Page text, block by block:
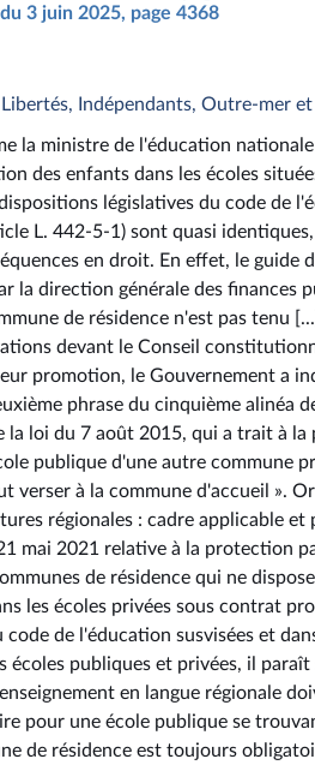
3 juin 2025, page 4368
Indépendants, Outre-mer
la ministre de l'éducation
des enfants dans les écoles
législatives du code de
L. 442-5-1) sont quasi
en droit. En effet, le guide
la direction générale des finances
de résidence n'est pas tenu
devant le Conseil
promotion, le Gouvernement a
phrase du cinquième alinéa
la loi du 7 août 2015, qui a trait à
publique d'une autre commune
verser à la commune d'accueil ».
régionales : cadre applicable
mai 2021 relative à la protection
de résidence qui ne
les écoles privées sous contrat
de l'éducation susvisées et
écoles publiques et privées, il
en langue régionale
pour une école publique se
de résidence est toujours